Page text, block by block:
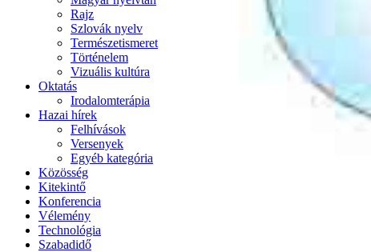
Rajz
Szlovák nyelv
Természetismeret
Történelem
Vizuális kultúra
Oktatás
Irodalomterápia
Hazai hírek
Felhívások
Versenyek
Egyéb kategória
Közösség
Kitekintő
Konferencia
Vélemény
Technológia
Szabadidő